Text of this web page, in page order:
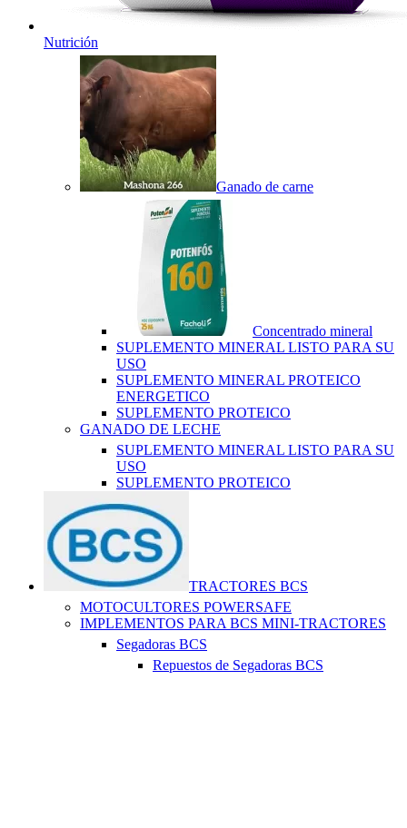
Nutrición
Ganado de carne
Concentrado mineral
SUPLEMENTO MINERAL LISTO PARA SU
USO
SUPLEMENTO MINERAL PROTEICO
ENERGETICO
SUPLEMENTO PROTEICO
GANADO DE LECHE
SUPLEMENTO MINERAL LISTO PARA SU
USO
SUPLEMENTO PROTEICO
TRACTORES BCS
MOTOCULTORES POWERSAFE
IMPLEMENTOS PARA BCS MINI-TRACTORES
Segadoras BCS
Repuestos de Segadoras BCS